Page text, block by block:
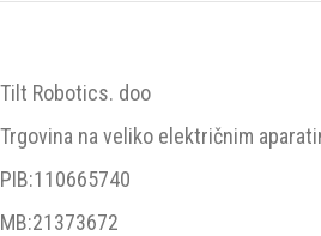
Tilt Robotics. doo
Trgovina na veliko električnim
PIB:110665740
MB:21373672